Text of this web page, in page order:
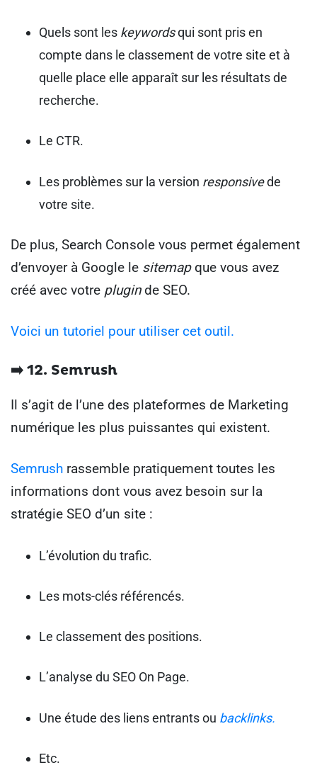
Quels sont les keywordsqui sont pris en
compte dans le classement de votre site et à
quelle place elle apparaît sur les résultats de
recherche.
Le CTR.
Les problèmes sur la version responsivede
votre site.
De plus, Search Console vous permet également
d’envoyer à Google le sitemapque vous avez
créé avec votre plugin de SEO.
Voici un tutoriel pour utiliser cet outil.
➡️ 12. Semrush
Il s’agit de l’une des plateformes de Marketing
numérique les plus puissantes qui existent.
Semrush rassemble pratiquement toutes les
informations dont vous avez besoin sur la
stratégie SEO d’un site :
L’évolution du trafic.
Les mots-clés référencés.
Le classement des positions.
L’analyse du SEO On Page.
Une étude des liens entrants ou backlinks.
Etc.